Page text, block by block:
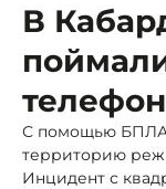
В
С помощью БПЛА
территорию
Инцидент с